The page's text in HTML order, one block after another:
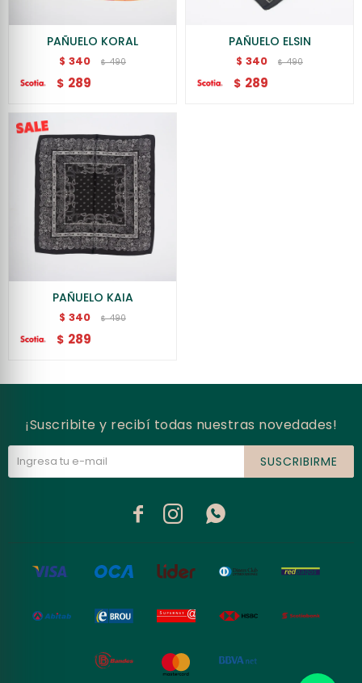
PAÑUELO KORAL
$ 340 $ 490
$ 289
PAÑUELO ELSIN
$ 340 $ 490
$ 289
PAÑUELO KAIA
$ 340 $ 490
$ 289
¡Suscribite y recibí todas nuestras novedades!
SUSCRIBIRME
  